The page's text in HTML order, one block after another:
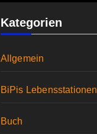
Kategorien
Allgemein
BiPis Lebensstationen
Buch